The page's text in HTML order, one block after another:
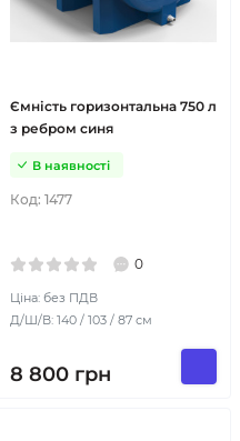
Ємність горизонтальна 750 л
з ребром синя
Код: 1477
В наявності
0
Ціна: без ПДВ
Д/Ш/В: 140 / 103 / 87 см
8 800 грн